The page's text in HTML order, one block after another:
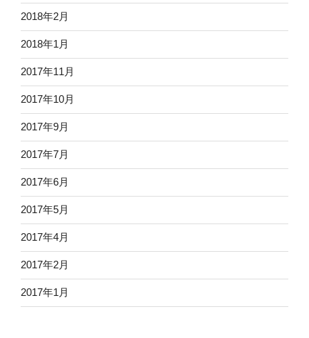
2018年2月
2018年1月
2017年11月
2017年10月
2017年9月
2017年7月
2017年6月
2017年5月
2017年4月
2017年2月
2017年1月